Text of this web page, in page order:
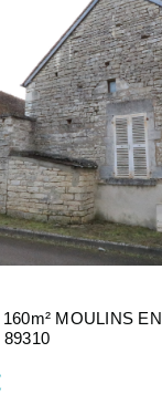
MOULINS EN